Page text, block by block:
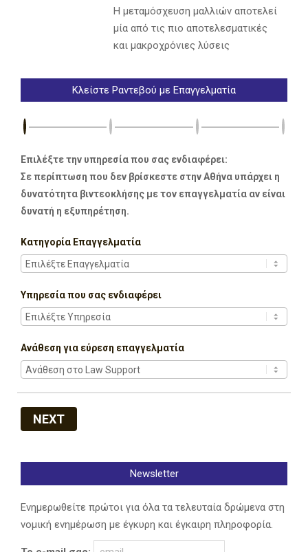
Η μεταμόσχευση μαλλιών αποτελεί
μία από τις πιο αποτελεσματικές
και μακροχρόνιες λύσεις
Κλείστε Ραντεβού με Επαγγελματία
Επιλέξτε την υπηρεσία που σας ενδιαφέρει:
Σε περίπτωση που δεν βρίσκεστε στην Αθήνα υπάρχει η
δυνατότητα βιντεοκλήσης με τον επαγγελματία αν είναι
δυνατή η εξυπηρέτηση.
Κατηγορία Επαγγελματία
Υπηρεσία που σας ενδιαφέρει
Ανάθεση για εύρεση επαγγελματία
NEXT
Newsletter
Ενημερωθείτε πρώτοι για όλα τα τελευταία δρώμενα στη
νομική ενημέρωση με έγκυρη και έγκαιρη πληροφορία.